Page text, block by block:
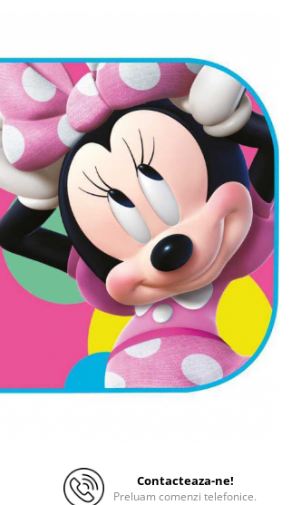
Contacteaza-ne!
Preluam comenzi telefonice.